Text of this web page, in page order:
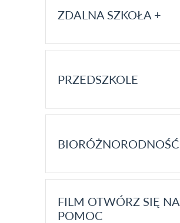
ZDALNA SZKOŁA +
PRZEDSZKOLE
BIORÓŻNORODNOŚĆ
FILM OTWÓRZ SIĘ NA
POMOC